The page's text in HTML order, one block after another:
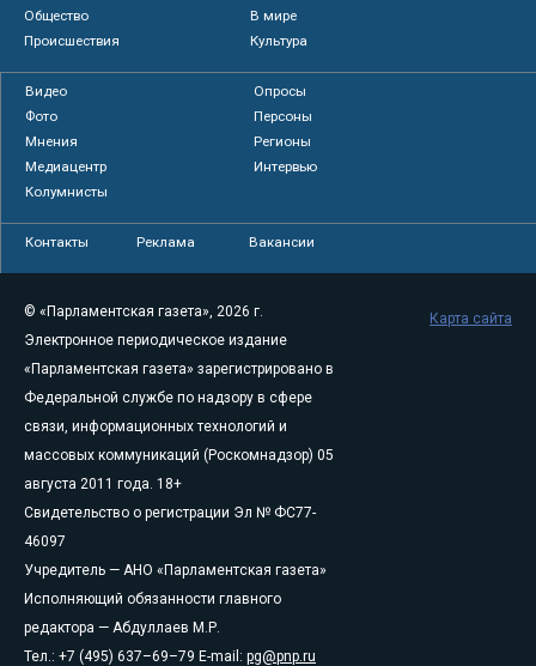
Общество
В мире
Происшествия
Культура
Видео
Опросы
Фото
Персоны
Мнения
Регионы
Медиацентр
Интервью
Колумнисты
Контакты Реклама Вакансии
© «Парламентская газета», 2026 г.
Электронное периодическое издание
«Парламентская газета» зарегистрировано в
Федеральной службе по надзору в сфере
связи, информационных технологий и
массовых коммуникаций (Роскомнадзор) 05
августа 2011 года. 18+
Свидетельство о регистрации Эл № ФС77-
46097
Учредитель — АНО «Парламентская газета»
Исполняющий обязанности главного
редактора — Абдуллаев М.Р.
Тел.: +7 (495) 637–69–79 E-mail: pg@pnp.ru
Карта сайта